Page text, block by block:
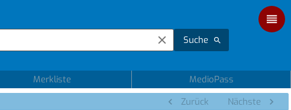
Suche
Merkliste
MedioPass
Zurück Nächste